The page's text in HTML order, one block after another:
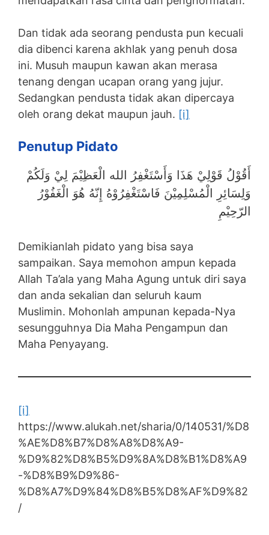
Dan tidak ada seorang pendusta pun kecuali
dia dibenci karena akhlak yang penuh dosa
ini. Musuh maupun kawan akan merasa
tenang dengan ucapan orang yang jujur.
Sedangkan pendusta tidak akan dipercaya
oleh orang dekat maupun jauh. [i]
Penutup Pidato
وَلِسَائِرِ الْمُسْلِمِيْنَ فَاسْتَغْفِرُوْهُ إِنّهُ هُوَ الْغَفُوْرُ
الرّحِيْمِ
Demikianlah pidato yang bisa saya
sampaikan. Saya memohon ampun kepada
Allah Ta’ala yang Maha Agung untuk diri saya
dan anda sekalian dan seluruh kaum
Muslimin. Mohonlah ampunan kepada-Nya
sesungguhnya Dia Maha Pengampun dan
Maha Penyayang.
[i]
https://www.alukah.net/sharia/0/140531/%D8
%AE%D8%B7%D8%A8%D8%A9-
%D9%82%D8%B5%D9%8A%D8%B1%D8%A9
-%D8%B9%D9%86-
%D8%A7%D9%84%D8%B5%D8%AF%D9%82
/